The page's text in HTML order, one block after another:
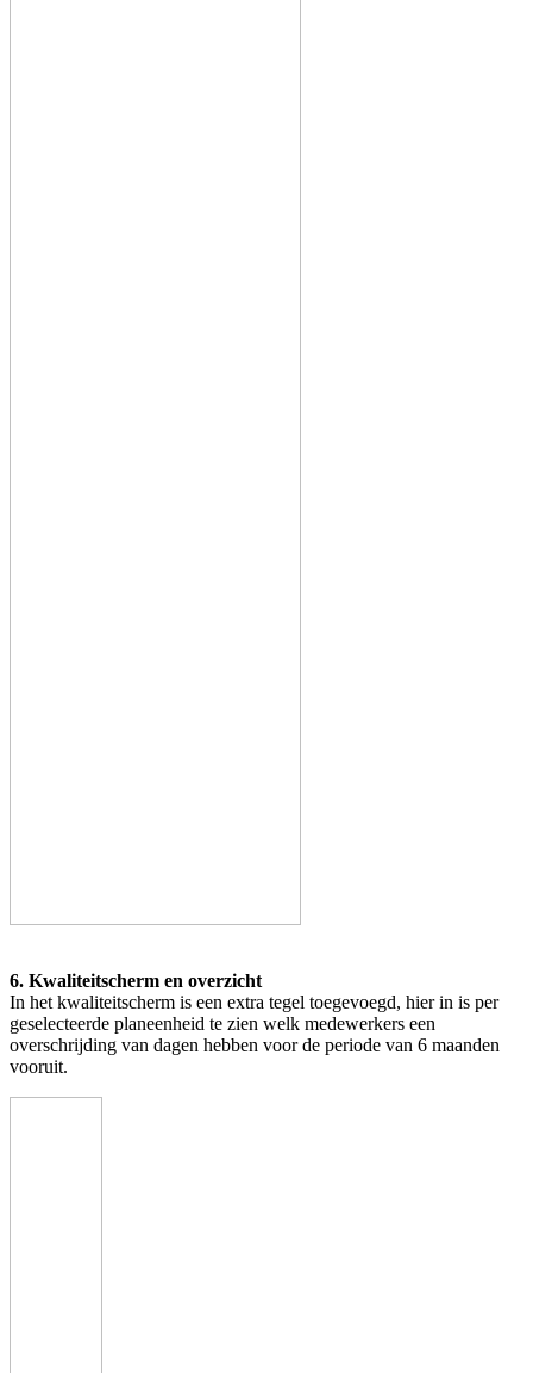
6. Kwaliteitscherm en overzicht
In het kwaliteitscherm is een extra tegel toegevoegd, hier in is per
geselecteerde planeenheid te zien welk medewerkers een
overschrijding van dagen hebben voor de periode van 6 maanden
vooruit.